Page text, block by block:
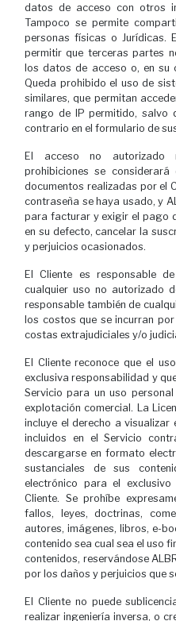
datos de acceso con otros
Tampoco se permite
personas físicas o Jurídicas.
permitir que terceras partes
los datos de acceso o, en su
Queda prohibido el uso de
similares, que permitan
rango de IP permitido, salvo
contrario en el formulario de
El acceso no autorizado
prohibiciones se
documentos realizadas por el
contraseña se haya usado, y
para facturar y exigir el pago
en su defecto, cancelar la
y perjuicios ocasionados.
El Cliente es responsable
cualquier uso no autorizado
responsable también de
los costos que se incurran
costas extrajudiciales y/o
El Cliente reconoce que el
exclusiva responsabilidad y
Servicio para un uso
explotación comercial. La
incluye el derecho a visualizar
incluidos en el Servicio
descargarse en formato
sustanciales de sus
electrónico para el
Cliente. Se prohíbe
fallos, leyes, doctrinas,
autores, imágenes, libros, e-
contenido sea cual sea el uso
contenidos, reservándose
por los daños y perjuicios que
El Cliente no puede
realizar ingeniería inversa, o